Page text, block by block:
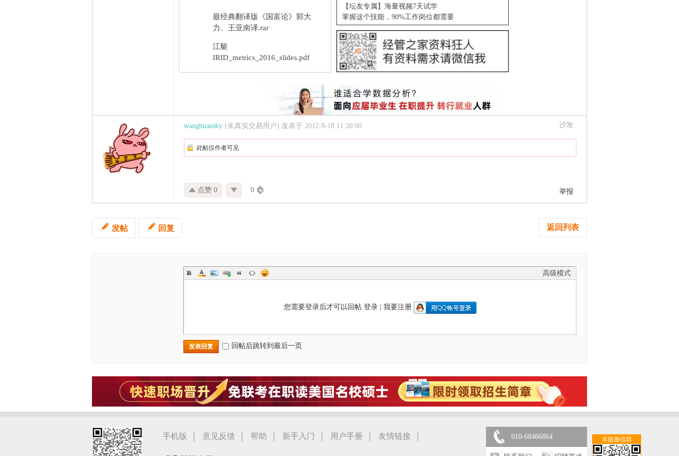
最经典翻译版《国富论》郭大
力、王亚南译.rar
江艇
IRID_metrics_2016_slides.pdf
【坛友专属】海量视频7天试学
掌握这个技能，90%工作岗位都需要
沙发
wanghuansky (未真实交易用户) 发表于 2012-9-18 11:20:00
此帖仅作者可见
举报
点赞 0 0
返回列表
发帖 回复
高级模式
您需要登录后才可以回帖 登录| 我要注册
发表回复 回帖后跳转到最后一页
本版微信群
手机版 | 意见反馈 | 帮助 | 新手入门 | 用户手册 | 友情链接 | 010-68466864